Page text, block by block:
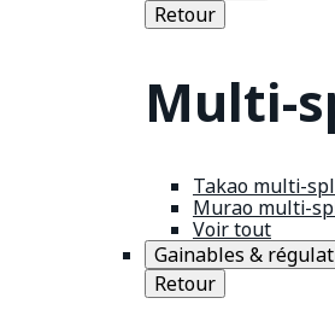
Retour
Multi-
Takao multi-
Murao multi-
Voir tout
Gainables &
Retour